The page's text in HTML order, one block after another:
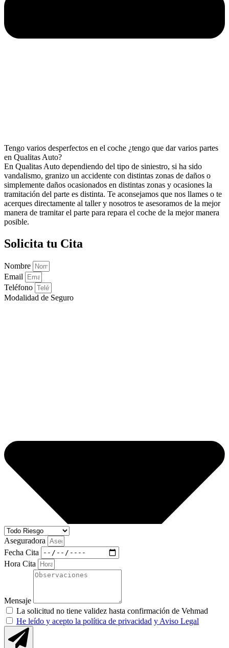
Tengo varios desperfectos en el coche ¿tengo que dar varios partes
en Qualitas Auto?
En Qualitas Auto dependiendo del tipo de siniestro, si ha sido
vandalismo, granizo un accidente con distintas zonas de daños o
simplemente daños ocasionados en distintas zonas y ocasiones la
tramitación del parte es distinta. Te aconsejamos que nos llames o te
acerques directamente al taller y nosotros te asesoramos de la mejor
manera de tramitar el parte para repara el coche de la mejor manera
posible.
Solicita tu Cita
Nombre
Email
Teléfono
Modalidad de Seguro
Aseguradora
Fecha Cita
Hora Cita
Mensaje
La solicitud no tiene validez hasta confirmación de Vehmad
He leído y acepto la política de privacidad y Aviso Legal